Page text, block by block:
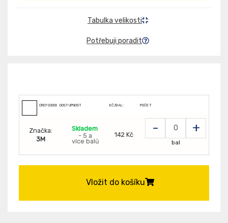
Tabulka velikosti
Potřebuji poradit
CR0703000299999DOSTUPNOST KČ/BAL: POČET
Značka:
3M
Skladem
- 5 a
více balů
142 Kč - +
bal
Vložit do košíku